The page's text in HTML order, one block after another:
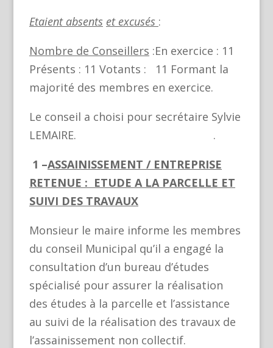
Etaient absents et excusés :
Nombre de Conseillers :En exercice : 11
Présents : 11 Votants : 11 Formant la
majorité des membres en exercice.
Le conseil a choisi pour secrétaire Sylvie
LEMAIRE. .
1 –ASSAINISSEMENT / ENTREPRISE
RETENUE : ETUDE A LA PARCELLE ET
SUIVI DES TRAVAUX
Monsieur le maire informe les membres
du conseil Municipal qu’il a engagé la
consultation d’un bureau d’études
spécialisé pour assurer la réalisation
des études à la parcelle et l’assistance
au suivi de la réalisation des travaux de
l’assainissement non collectif.